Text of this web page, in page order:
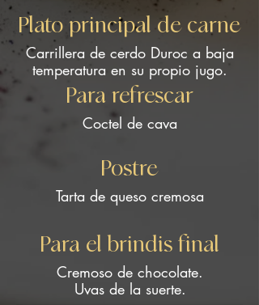
Plato principal de carne
Carrillera de cerdo Duroc a baja
temperatura en su propio jugo.
Para refrescar
Coctel de cava
Postre
Tarta de queso cremosa
Para el brindis final
Cremoso de chocolate.
Uvas de la suerte.